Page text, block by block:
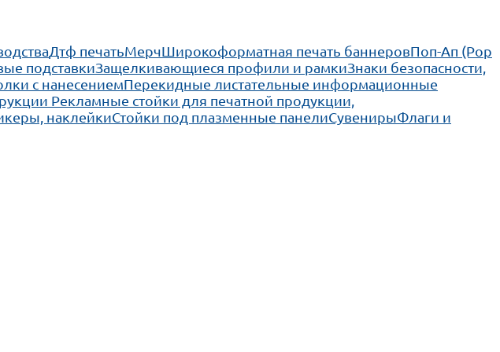
Дтф печатьМерчШирокоформатная печать баннеровПоп-Ап (Pop
подставкиЗащелкивающиеся профили и рамкиЗнаки безопасности,
с нанесениемПерекидные листательные информационные
Рекламные стойки для печатной продукции,
наклейкиСтойки под плазменные панелиСувенирыФлаги и